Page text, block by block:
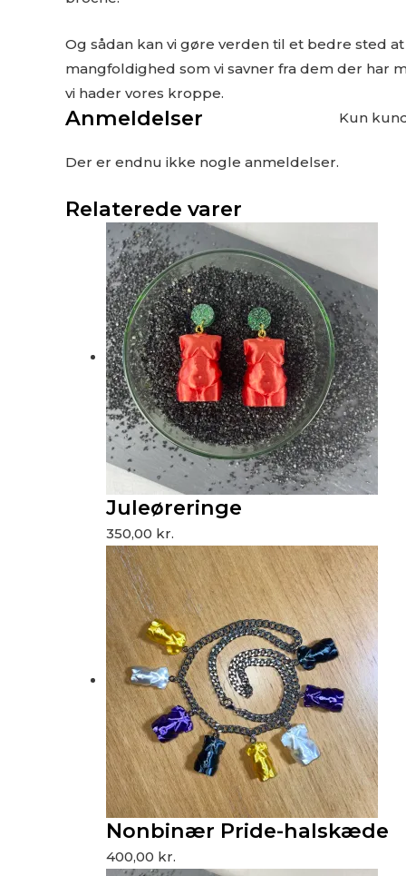
Og sådan kan vi gøre verden til et bedre sted
mangfoldighed som vi savner fra dem der har
vi hader vores kroppe.
Anmeldelser
Der er endnu ikke nogle anmeldelser.
Kun
Relaterede varer
Juleøreringe
350,00 kr.
Nonbinær Pride-halskæde
400,00 kr.